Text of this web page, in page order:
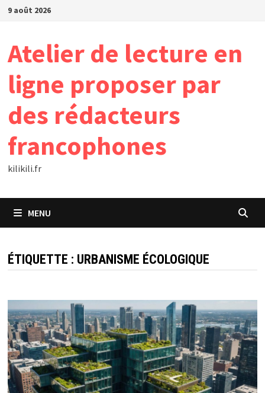
Passer
9 août 2026
Atelier de lecture en
ligne proposer par
des rédacteurs
francophones
kilikili.fr
MENU
ÉTIQUETTE : URBANISME ÉCOLOGIQUE